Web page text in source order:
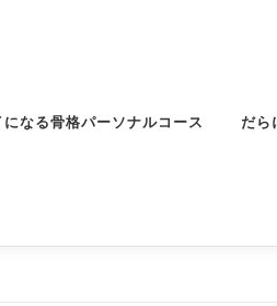
になる骨格パーソナルコース だら